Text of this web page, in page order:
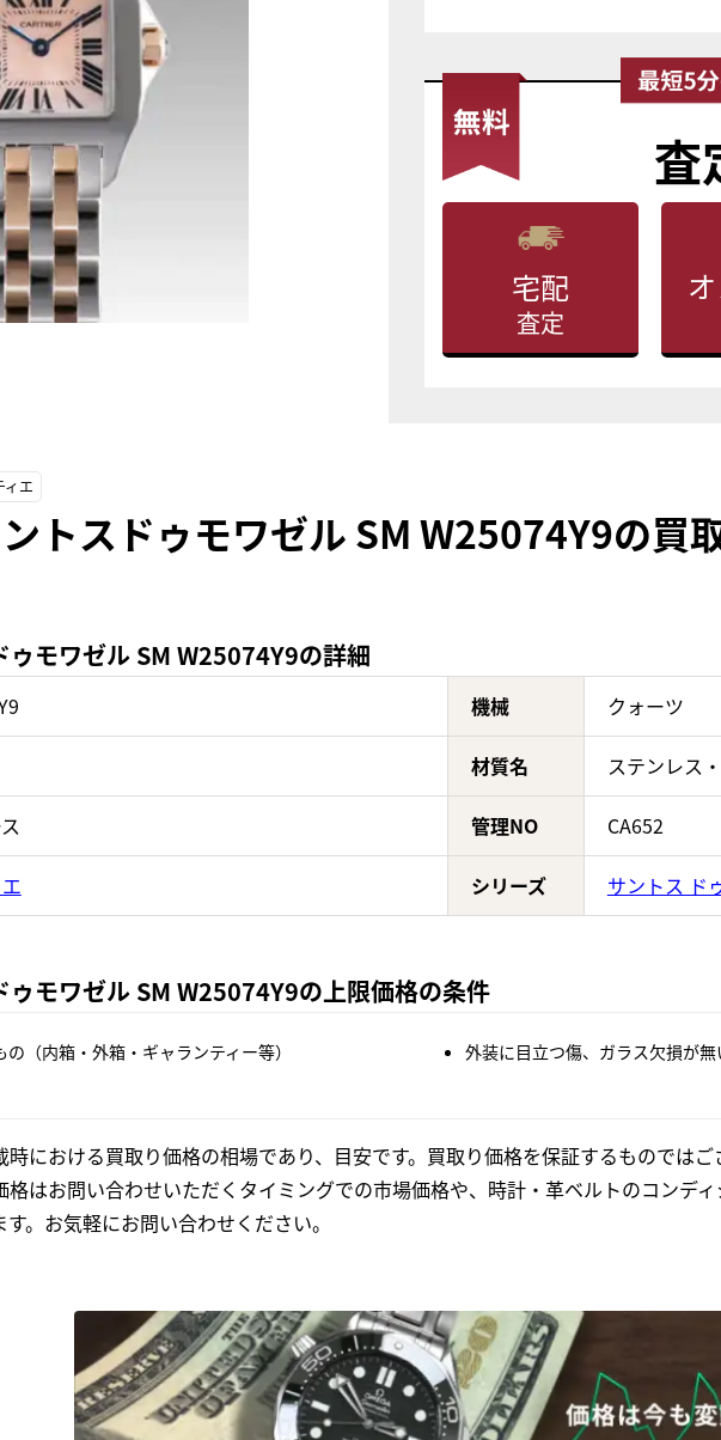
査
宅配
査定
ィエ
トスドゥモワゼル SM W25074Y9の買
ゥモワゼル SM W25074Y9の詳細
機械 クォーツ
材質名 ステンレス
管理NO CA652
シリーズ サントス ド
ゥモワゼル SM W25074Y9の上限価格の条件
（内箱・外箱・ギャランティー等）
外装に目立つ傷、ガラス欠損が
時における買取り価格の相場であり、目安です。買取り価格を保証するものではご
格はお問い合わせいただくタイミングでの市場価格や、時計・革ベルトのコンデ
。お気軽にお問い合わせください。